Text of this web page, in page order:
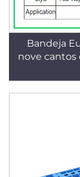
Bandeja
nove cantos